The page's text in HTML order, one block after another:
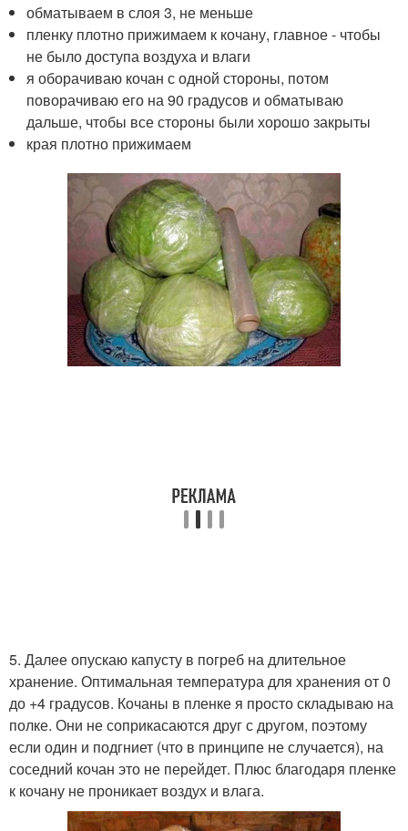
обматываем в слоя 3, не меньше
пленку плотно прижимаем к кочану, главное - чтобы
не было доступа воздуха и влаги
я оборачиваю кочан с одной стороны, потом
поворачиваю его на 90 градусов и обматываю
дальше, чтобы все стороны были хорошо закрыты
края плотно прижимаем
5. Далее опускаю капусту в погреб на длительное
хранение. Оптимальная температура для хранения от 0
до +4 градусов. Кочаны в пленке я просто складываю на
полке. Они не соприкасаются друг с другом, поэтому
если один и подгниет (что в принципе не случается), на
соседний кочан это не перейдет. Плюс благодаря пленке
к кочану не проникает воздух и влага.